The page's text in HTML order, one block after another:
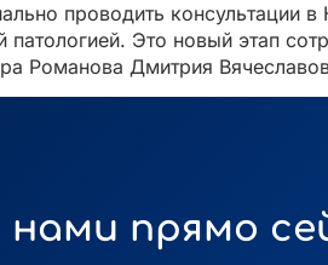
проводить консультации
Это новый этап
Романова Дмитрия
нами прямо